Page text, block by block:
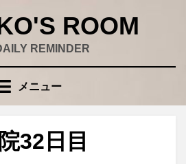
ROOM
REMINDER
メニュー
32日目